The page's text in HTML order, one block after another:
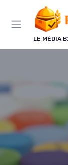
LE MÉDIA
Panneau de